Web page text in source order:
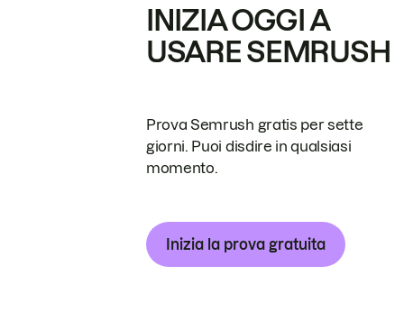
INIZIA OGGI A
USARE SEMRUSH
Prova Semrush gratis per sette
giorni. Puoi disdire in qualsiasi
momento.
Inizia la prova gratuita